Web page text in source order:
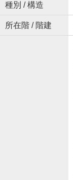
種別 / 構造
所在階 / 階建